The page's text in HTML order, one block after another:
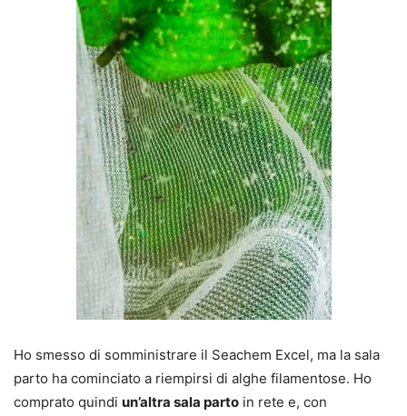
Ho smesso di somministrare il Seachem Excel, ma la sala
parto ha cominciato a riempirsi di alghe filamentose. Ho
comprato quindi un’altra sala parto in rete e, con